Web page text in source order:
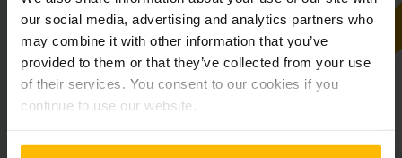
our social media, advertising and analytics partners who
may combine it with other information that you’ve
provided to them or that they’ve collected from your use
of their services. You consent to our cookies if you
continue to use our website.